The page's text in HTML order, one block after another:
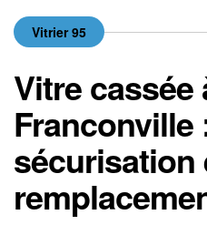
Vitrier 95
Vitre cassée
Franconville
sécurisation